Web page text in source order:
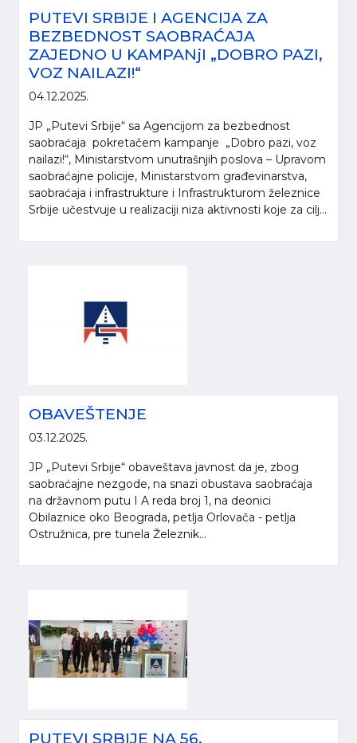
PUTEVI SRBIJE I AGENCIJA ZA
BEZBEDNOST SAOBRAĆAJA
ZAJEDNO U KAMPANjI „DOBRO PAZI,
VOZ NAILAZI!“
04.12.2025.
JP „Putevi Srbije“ sa Agencijom za bezbednost
saobraćaja pokretačem kampanje „Dobro pazi, voz
nailazi!“, Ministarstvom unutrašnjih poslova – Upravom
saobraćajne policije, Ministarstvom građevinarstva,
saobraćaja i infrastrukture i Infrastrukturom železnice
Srbije učestvuje u realizaciji niza aktivnosti koje za cilj...
OBAVEŠTENJE
03.12.2025.
JP „Putevi Srbije“ obaveštava javnost da je, zbog
saobraćajne nezgode, na snazi obustava saobraćaja
na državnom putu I A reda broj 1, na deonici
Obilaznice oko Beograda, petlja Orlovača - petlja
Ostružnica, pre tunela Železnik...
PUTEVI SRBIJE NA 56.